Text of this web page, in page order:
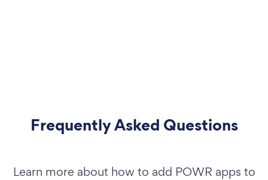
Frequently Asked Questions
Learn more about how to add POWR apps to